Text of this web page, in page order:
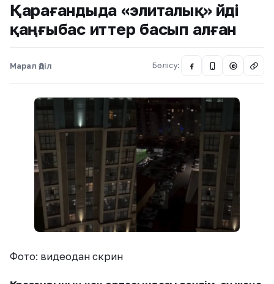
Қарағандыда «элиталық» үйді
қаңғыбас иттер басып алған
Марал Әділ Бөлісу: @
Фото: видеодан скрин